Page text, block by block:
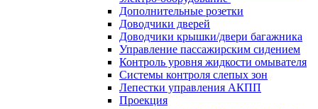
Дополнительные розетки
Доводчики дверей
Доводчики крышки/двери багажника
Управление пассажирским сидением
Контроль уровня жидкости омывателя
Системы контроля слепых зон
Лепестки управления АКПП
Проекция